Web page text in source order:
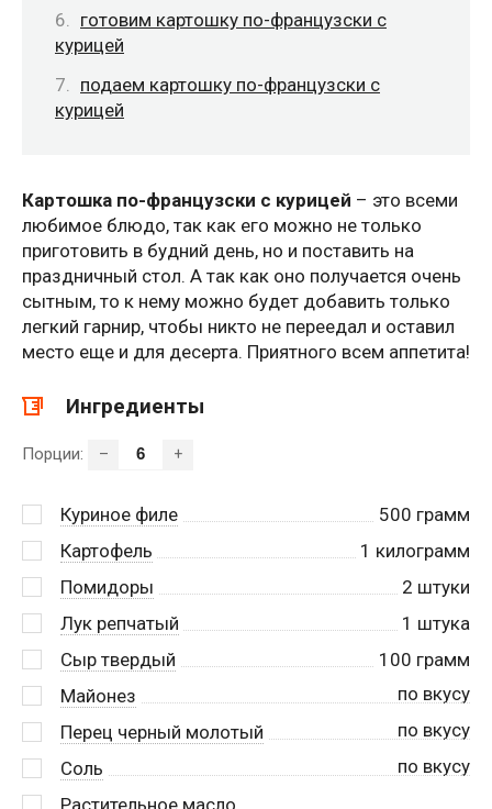
готовим картошку по-французски с
курицей
подаем картошку по-французски с
курицей
Картошка по-французски с курицей – это всеми
любимое блюдо, так как его можно не только
приготовить в будний день, но и поставить на
праздничный стол. А так как оно получается очень
сытным, то к нему можно будет добавить только
легкий гарнир, чтобы никто не переедал и оставил
место еще и для десерта. Приятного всем аппетита!
Ингредиенты
Порции: – +
Куриное филе 500 грамм
Картофель
1 килограмм
Помидоры
2 штуки
Лук репчатый
1 штука
Сыр твердый
100 грамм
Майонез
по вкусу
Перец черный молотый
по вкусу
Соль
по вкусу